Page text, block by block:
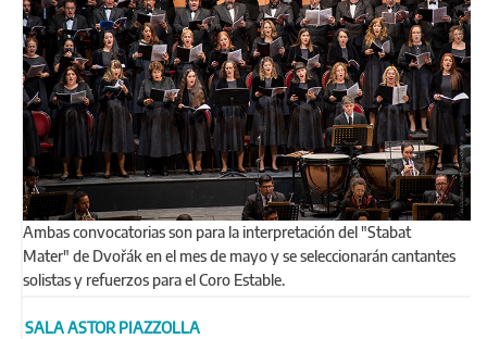
Ambas convocatorias son para la interpretación del "Stabat
Mater" de Dvořák en el mes de mayo y se seleccionarán cantantes
solistas y refuerzos para el Coro Estable.
SALA ASTOR PIAZZOLLA